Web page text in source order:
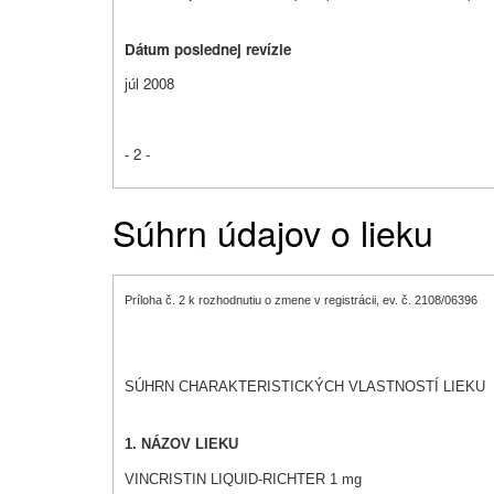
Dátum poslednej revízie
júl 2008
- 2 -
Súhrn údajov o lieku
Príloha č. 2 k rozhodnutiu o zmene v registrácii, ev. č. 2108/06396
SÚHRN CHARAKTERISTICKÝCH VLASTNOSTÍ LIEKU
1. NÁZOV LIEKU
VINCRISTIN LIQUID-RICHTER 1 mg